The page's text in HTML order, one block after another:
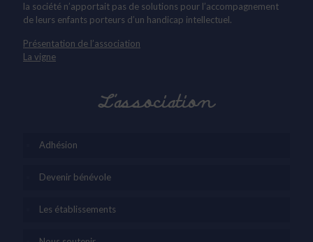
la société n’apportait pas de solutions pour l’accompagnement
de leurs enfants porteurs d’un handicap intellectuel.
Présentation de l’association
La vigne
L’association
Adhésion
Devenir bénévole
Les établissements